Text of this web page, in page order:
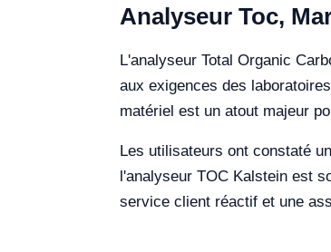
Analyseur Toc,
L'analyseur Total Organic
aux exigences des
matériel est un atout majeur
Les utilisateurs ont constaté
l'analyseur TOC Kalstein est
service client réactif et une